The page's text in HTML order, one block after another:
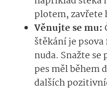
plotem, zavřete
Věnujte se mu:
štěkání je
nuda. Snažte se
pes měl během
dalších